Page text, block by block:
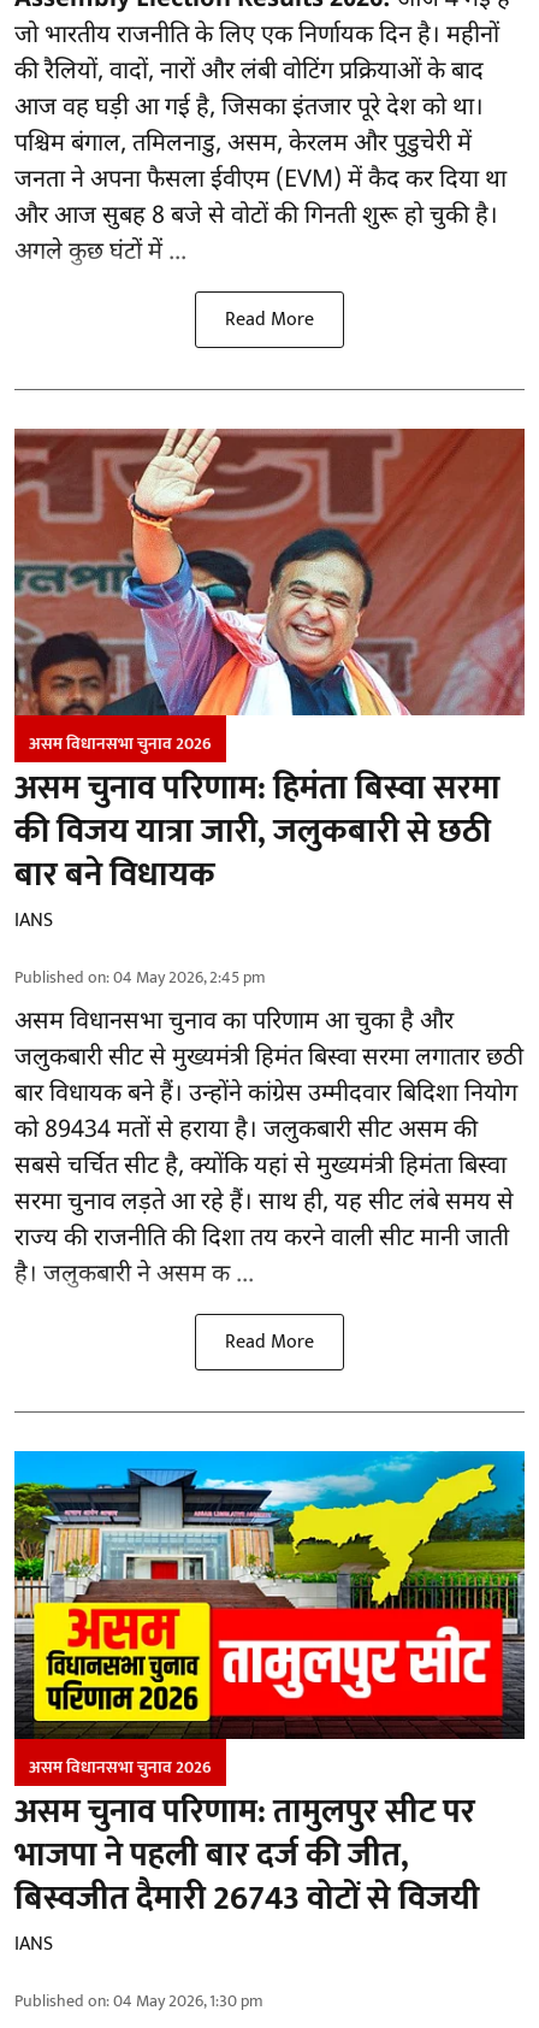
जो भारतीय राजनीति के लिए एक निर्णायक दिन है। महीनों
की रैलियों, वादों, नारों और लंबी वोटिंग प्रक्रियाओं के बाद
आज वह घड़ी आ गई है, जिसका इंतजार पूरे देश को था।
पश्चिम बंगाल, तमिलनाडु, असम, केरलम और पुडुचेरी में
जनता ने अपना फैसला ईवीएम (EVM) में कैद कर दिया था
और आज सुबह 8 बजे से वोटों की गिनती शुरू हो चुकी है।
अगले कुछ घंटों में ...
Read More
असम विधानसभा चुनाव 2026
असम चुनाव परिणाम: हिमंता बिस्वा सरमा
की विजय यात्रा जारी, जलुकबारी से छठी
बार बने विधायक
IANS
Published on:04 May 2026, 2:45 pm
असम विधानसभा चुनाव का परिणाम आ चुका है और
जलुकबारी सीट से मुख्यमंत्री हिमंत बिस्वा सरमा लगातार छठी
बार विधायक बने हैं। उन्होंने कांग्रेस उम्मीदवार बिदिशा नियोग
को 89434 मतों से हराया है। जलुकबारी सीट असम की
सबसे चर्चित सीट है, क्योंकि यहां से मुख्यमंत्री हिमंता बिस्वा
सरमा चुनाव लड़ते आ रहे हैं। साथ ही, यह सीट लंबे समय से
राज्य की राजनीति की दिशा तय करने वाली सीट मानी जाती
है। जलुकबारी ने असम क ...
Read More
असम विधानसभा चुनाव 2026
असम चुनाव परिणाम: तामुलपुर सीट पर
भाजपा ने पहली बार दर्ज की जीत,
बिस्वजीत दैमारी 26743 वोटों से विजयी
IANS
Published on:04 May 2026, 1:30 pm